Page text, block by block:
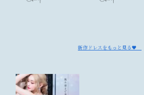
新作ドレスをもっと見る🖤